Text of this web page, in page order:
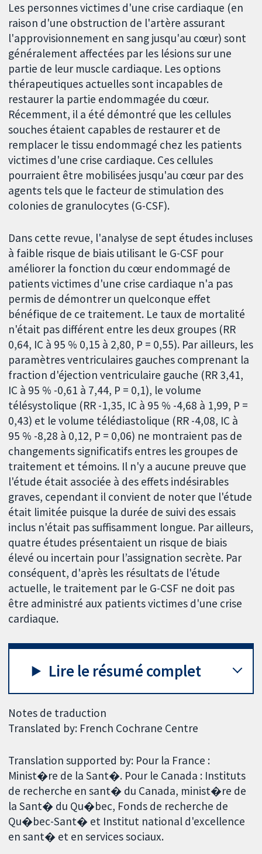
Les personnes victimes d'une crise cardiaque (en
raison d'une obstruction de l'artère assurant
l'approvisionnement en sang jusqu'au cœur) sont
généralement affectées par les lésions sur une
partie de leur muscle cardiaque. Les options
thérapeutiques actuelles sont incapables de
restaurer la partie endommagée du cœur.
Récemment, il a été démontré que les cellules
souches étaient capables de restaurer et de
remplacer le tissu endommagé chez les patients
victimes d'une crise cardiaque. Ces cellules
pourraient être mobilisées jusqu'au cœur par des
agents tels que le facteur de stimulation des
colonies de granulocytes (G-CSF).
Dans cette revue, l'analyse de sept études incluses
à faible risque de biais utilisant le G-CSF pour
améliorer la fonction du cœur endommagé de
patients victimes d'une crise cardiaque n'a pas
permis de démontrer un quelconque effet
bénéfique de ce traitement. Le taux de mortalité
n'était pas différent entre les deux groupes (RR
0,64, IC à 95 % 0,15 à 2,80, P = 0,55). Par ailleurs, les
paramètres ventriculaires gauches comprenant la
fraction d'éjection ventriculaire gauche (RR 3,41,
IC à 95 % -0,61 à 7,44, P = 0,1), le volume
télésystolique (RR -1,35, IC à 95 % -4,68 à 1,99, P =
0,43) et le volume télédiastolique (RR -4,08, IC à
95 % -8,28 à 0,12, P = 0,06) ne montraient pas de
changements significatifs entres les groupes de
traitement et témoins. Il n'y a aucune preuve que
l'étude était associée à des effets indésirables
graves, cependant il convient de noter que l'étude
était limitée puisque la durée de suivi des essais
inclus n'était pas suffisamment longue. Par ailleurs,
quatre études présentaient un risque de biais
élevé ou incertain pour l’assignation secrète. Par
conséquent, d'après les résultats de l'étude
actuelle, le traitement par le G-CSF ne doit pas
être administré aux patients victimes d'une crise
cardiaque.
Lire le résumé complet
Notes de traduction
Translated by: French Cochrane Centre
Translation supported by: Pour la France :
Minist�re de la Sant�. Pour le Canada : Instituts
de recherche en sant� du Canada, minist�re de
la Sant� du Qu�bec, Fonds de recherche de
Qu�bec-Sant� et Institut national d'excellence
en sant� et en services sociaux.